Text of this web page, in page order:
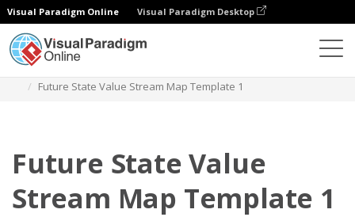
Visual Paradigm Online Visual Paradigm Desktop
Future State Value Stream Map Template 1
Future State Value
Stream Map Template 1